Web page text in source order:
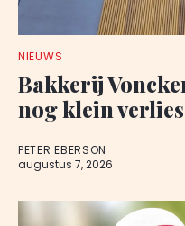
NIEUWS
Bakkerij
nog klein verlies
PETER EBERSON
augustus 7, 2026